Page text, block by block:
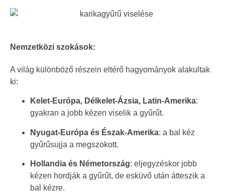
Nemzetközi szokások:
A világ különböző részein eltérő hagyományok alakultak
ki:
Kelet-Európa, Délkelet-Ázsia, Latin-Amerika:
gyakran a jobb kézen viselik a gyűrűt.
Nyugat-Európa és Észak-Amerika: a bal kéz
gyűrűsujja a megszokott.
Hollandia és Németország: eljegyzéskor jobb
kézen hordják a gyűrűt, de esküvő után átteszik a
bal kézre.